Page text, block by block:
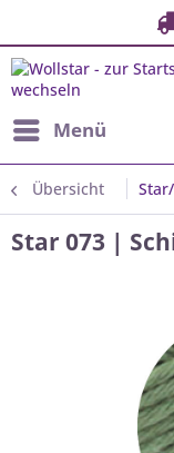
Menü
Übersicht
Star 073 |